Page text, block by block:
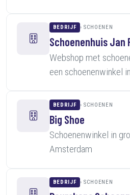
BEDRIJF SCHOENEN
Schoenenhuis Jan
Webshop met
een schoenenwinkel
BEDRIJF SCHOENEN
Big Shoe
Schoenenwinkel in
Amsterdam
BEDRIJF SCHOENEN